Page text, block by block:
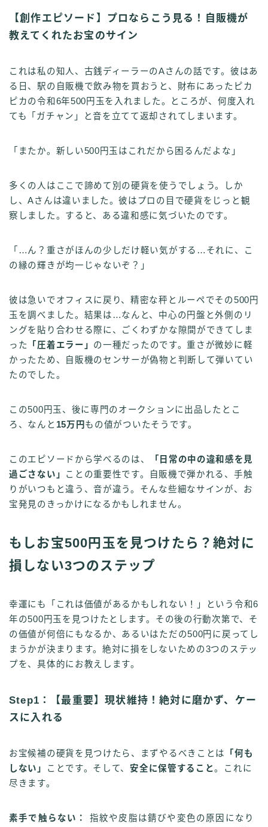
【創作エピソード】プロならこう見る！自販機が
教えてくれたお宝のサイン
これは私の知人、古銭ディーラーのAさんの話です。彼はあ
る日、駅の自販機で飲み物を買おうと、財布にあったピカ
ピカの令和6年500円玉を入れました。ところが、何度入れ
ても「ガチャン」と音を立てて返却されてしまいます。
「またか。新しい500円玉はこれだから困るんだよな」
多くの人はここで諦めて別の硬貨を使うでしょう。しか
し、Aさんは違いました。彼はプロの目で硬貨をじっと観
察しました。すると、ある違和感に気づいたのです。
「…ん？重さがほんの少しだけ軽い気がする…それに、こ
の縁の輝きが均一じゃないぞ？」
彼は急いでオフィスに戻り、精密な秤とルーペでその500円
玉を調べました。結果は…なんと、中心の円盤と外側のリ
ングを貼り合わせる際に、ごくわずかな隙間ができてしま
った
「圧着エラー」 の一種だったのです。重さが微妙に軽
かったため、自販機のセンサーが偽物と判断して弾いてい
たのでした。
この500円玉、後に専門のオークションに出品したとこ
ろ、なんと 15万円 もの値がついたそうです。
このエピソードから学べるのは、
「日常の中の違和感を見
過ごさない」
ことの重要性です。自販機で弾かれる、手触
りがいつもと違う、音が違う。そんな些細なサインが、お
宝発見のきっかけになるかもしれません。
もしお宝500円玉を見つけたら？絶対に
損しない3つのステップ
幸運にも「これは価値があるかもしれない！」という令和6
年の500円玉を見つけたとします。その後の行動次第で、そ
の価値が何倍にもなるか、あるいはただの500円に戻ってし
まうかが決まります。絶対に損をしないための3つのステッ
プを、具体的にお教えします。
Step1：【最重要】現状維持！絶対に磨かず、ケー
スに入れる
お宝候補の硬貨を見つけたら、まずやるべきことは
「何も
しない」
ことです。そして、安全に保管すること。これに
尽きます。
素手で触らない：
指紋や皮脂は錆びや変色の原因になり